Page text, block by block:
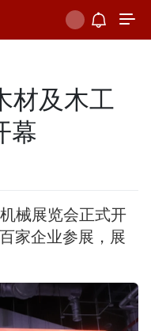
材及木工
幕
械展览会正式开
家企业参展，展